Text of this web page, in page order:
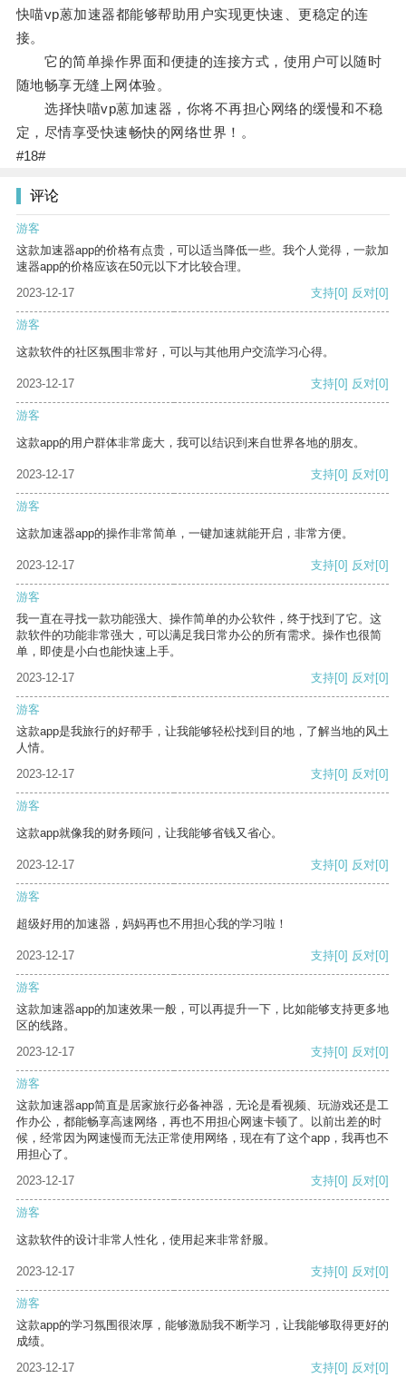
快喵vp蒽加速器都能够帮助用户实现更快速、更稳定的连
接。
它的简单操作界面和便捷的连接方式，使用户可以随时
随地畅享无缝上网体验。
选择快喵vp蒽加速器，你将不再担心网络的缓慢和不稳
定，尽情享受快速畅快的网络世界！。
#18#
评论
游客
这款加速器app的价格有点贵，可以适当降低一些。我个人觉得，一款加
速器app的价格应该在50元以下才比较合理。
2023-12-17
支持[0] 反对[0]
游客
这款软件的社区氛围非常好，可以与其他用户交流学习心得。
2023-12-17 支持[0] 反对[0]
游客
这款app的用户群体非常庞大，我可以结识到来自世界各地的朋友。
2023-12-17 支持[0] 反对[0]
游客
这款加速器app的操作非常简单，一键加速就能开启，非常方便。
2023-12-17 支持[0] 反对[0]
游客
我一直在寻找一款功能强大、操作简单的办公软件，终于找到了它。这
款软件的功能非常强大，可以满足我日常办公的所有需求。操作也很简
单，即使是小白也能快速上手。
2023-12-17
支持[0] 反对[0]
游客
这款app是我旅行的好帮手，让我能够轻松找到目的地，了解当地的风土
人情。
2023-12-17
支持[0] 反对[0]
游客
这款app就像我的财务顾问，让我能够省钱又省心。
2023-12-17 支持[0] 反对[0]
游客
超级好用的加速器，妈妈再也不用担心我的学习啦！
2023-12-17 支持[0] 反对[0]
游客
这款加速器app的加速效果一般，可以再提升一下，比如能够支持更多地
区的线路。
2023-12-17
支持[0] 反对[0]
游客
这款加速器app简直是居家旅行必备神器，无论是看视频、玩游戏还是工
作办公，都能畅享高速网络，再也不用担心网速卡顿了。以前出差的时
候，经常因为网速慢而无法正常使用网络，现在有了这个app，我再也不
用担心了。
2023-12-17
支持[0] 反对[0]
游客
这款软件的设计非常人性化，使用起来非常舒服。
2023-12-17 支持[0] 反对[0]
游客
这款app的学习氛围很浓厚，能够激励我不断学习，让我能够取得更好的
成绩。
2023-12-17
支持[0] 反对[0]